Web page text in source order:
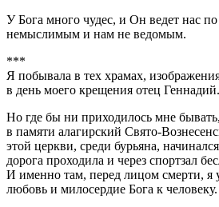
У Бога много чудес, и Он ведет нас
немыслимым и нам не ведомым.
***
Я побывала в тех храмах,
в день моего крещения отец Геннадий.
Но где бы ни приходилось мне
в памяти алагирский Свято-
этой церкви, среди бурьяна,
дорога проходила и через спортзал
И именно там, перед лицом смерти, я
любовь и милосердие Бога к человеку.